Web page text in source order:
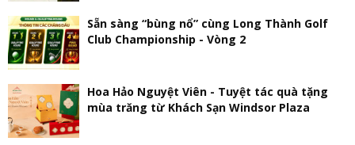
Sẵn sàng “bùng nổ” cùng Long Thành Golf
Club Championship - Vòng 2
Hoa Hảo Nguyệt Viên - Tuyệt tác quà tặng
mùa trăng từ Khách Sạn Windsor Plaza